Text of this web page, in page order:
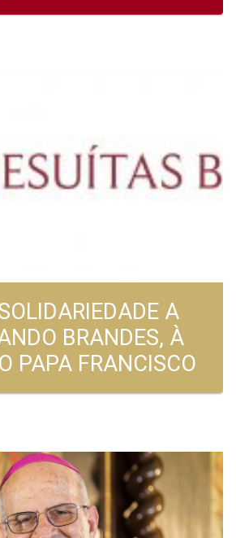
A
BRANDES, À
PAPA FRANCISCO